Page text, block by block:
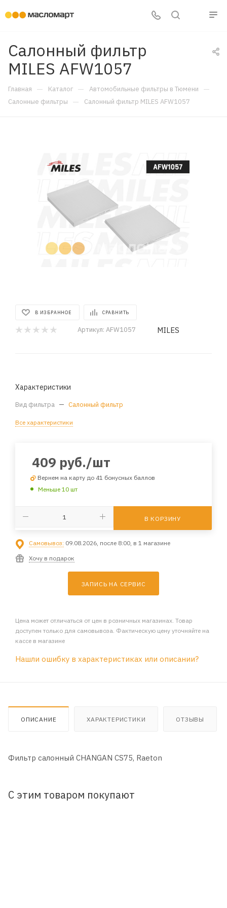
Салонный фильтр
MILES AFW1057
Главная — Каталог — Автомобильные фильтры в Тюмени —
Салонные фильтры — Салонный фильтр MILES AFW1057
В ИЗБРАННОЕ СРАВНИТЬ
Артикул: AFW1057 MILES
Характеристики
Вид фильтра — Салонный фильтр
Все характеристики
409 руб./шт
Вернем на карту до 41 бонусных баллов
Меньше 10 шт
В КОРЗИНУ
Самовывоз: 09.08.2026, после 8:00, в 1 магазине
Хочу в подарок
ЗАПИСЬ НА СЕРВИС
Цена может отличаться от цен в розничных магазинах. Товар
доступен только для самовывоза. Фактическую цену уточняйте на
кассе в магазине
Нашли ошибку в характеристиках или описании?
ОПИСАНИЕ ХАРАКТЕРИСТИКИ ОТЗЫВЫ
Фильтр салонный CHANGAN CS75, Raeton
С этим товаром покупают